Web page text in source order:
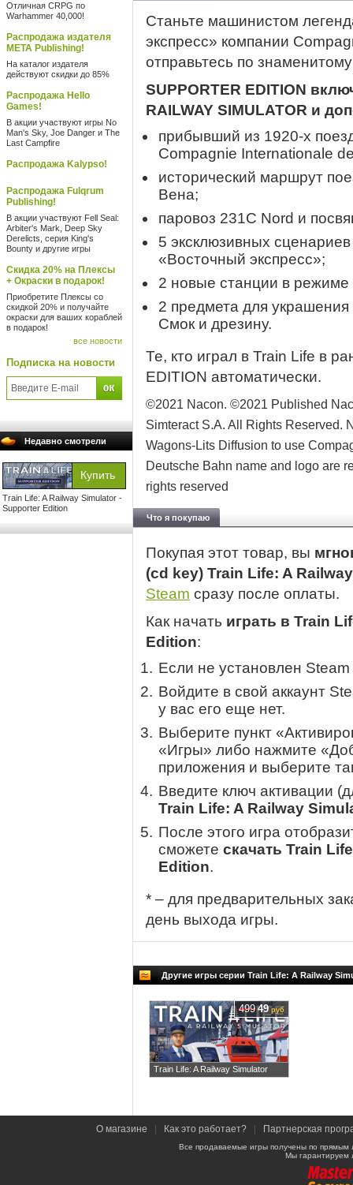
Отличная CRPG по
Warhammer 40,000!
Распродажа издателя
META Publishing!
На каталог издателя
действуют скидки до 85%
Распродажа Hello
Games!
В акции участвуют игры No
Man's Sky, Joe Danger и The
Last Campfire
Распродажа Kalypso!
Распродажа Fulqrum
Publishing!
В акции участвуют Fell Seal:
Arbiter's Mark, Deep Sky
Derelicts, серия King's
Bounty и другие игры
Скидка 20% на Плексы
+ Окраски в подарок!
Приобретите Плексы со
скидкой 20% и получайте
окраски для ваших кораблей
в подарок!
все новости
Подписка на новости
Недавно смотрели
Train Life: A Railway Simulator -
Supporter Edition
Станьте машинистом
экспресс» компании
отправьтесь по
SUPPORTER EDITION
RAILWAY SIMULATOR и
прибывший из 1920-х
Compagnie Internationale
исторический маршрут
Вена;
паровоз 231C Nord и
5 эксклюзивных
«Восточный экспресс»;
2 новые станции в
2 предмета для
Смок и дрезину.
Те, кто играл в Train Life в
EDITION автоматически.
©2021 Nacon. ©2021 Published
Simteract S.A. All Rights Reserved.
Wagons-Lits Diffusion to use
Deutsche Bahn name and logo are
rights reserved
Что я покупаю
Покупая этот товар, вы
(cd key) Train Life: A
Steam сразу после оплаты.
Как начать играть в Train
Edition:
Если не установлен
Войдите в свой аккаунт
у вас его еще нет.
Выберите пункт
«Игры» либо нажмите
приложения и выберите
Введите ключ активации
Train Life: A Railway
После этого игра
сможете скачать Train
Edition.
* – для предварительных
день выхода игры.
Другие игры серии Train Life: A Railway
Train Life: A Railway Simulator
499 49руб
О магазине Как это работает? Партнерская
Все продаваемые игры получены по
Мы гарантируем